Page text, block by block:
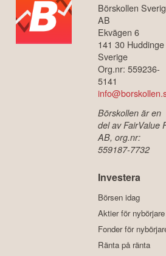
Börskollen
AB
Ekvägen 6
141 30 Huddinge
Sverige
Org.nr: 559236-
5141
Börskollen är en
del av FairValue
AB, org.nr:
559187-7732
Investera
Börsen idag
Aktier för nybörjare
Fonder för
Ränta på ränta